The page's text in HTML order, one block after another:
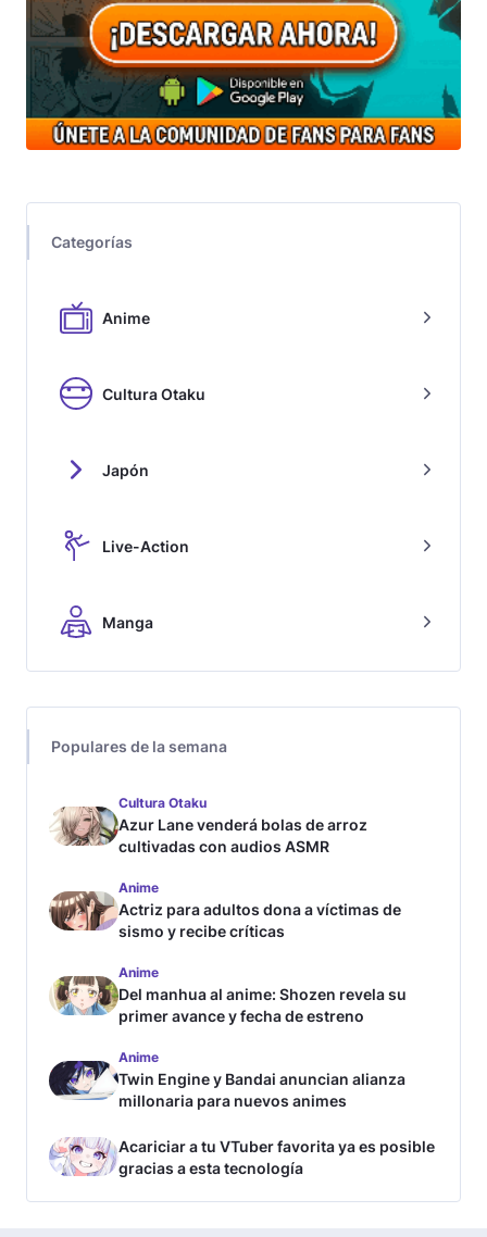
Categorías
Anime
Cultura Otaku
Japón
Live-Action
Manga
Populares de la semana
Cultura Otaku
Azur Lane venderá bolas de arroz
cultivadas con audios ASMR
Anime
Actriz para adultos dona a víctimas de
sismo y recibe críticas
Anime
Del manhua al anime: Shozen revela su
primer avance y fecha de estreno
Anime
Twin Engine y Bandai anuncian alianza
millonaria para nuevos animes
Acariciar a tu VTuber favorita ya es posible
gracias a esta tecnología